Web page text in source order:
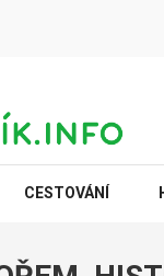
CESTOVÁNÍ